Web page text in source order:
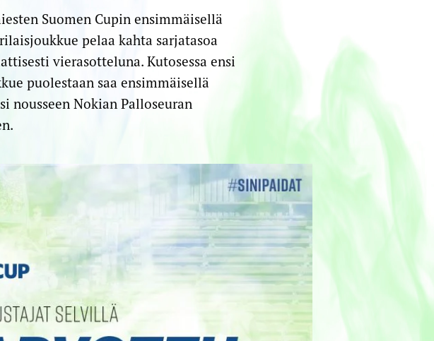
Suomen Cupin ensimmäisellä
pelaa kahta sarjatasoa
vierasotteluna. Kutosessa ensi
puolestaan saa ensimmäisellä
nousseen Nokian Palloseuran